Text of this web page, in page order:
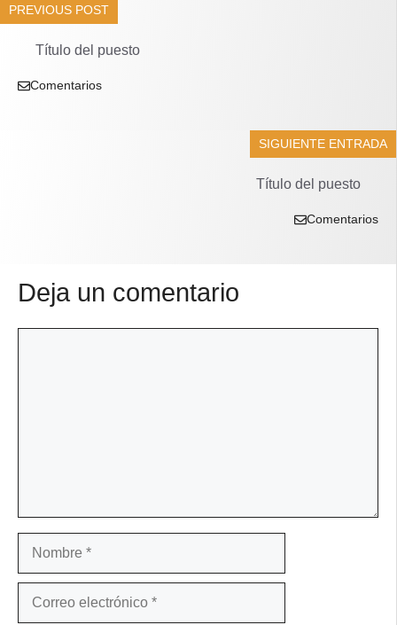
PREVIOUS POST
Título del puesto
Comentarios
SIGUIENTE ENTRADA
Título del puesto
Comentarios
Deja un comentario